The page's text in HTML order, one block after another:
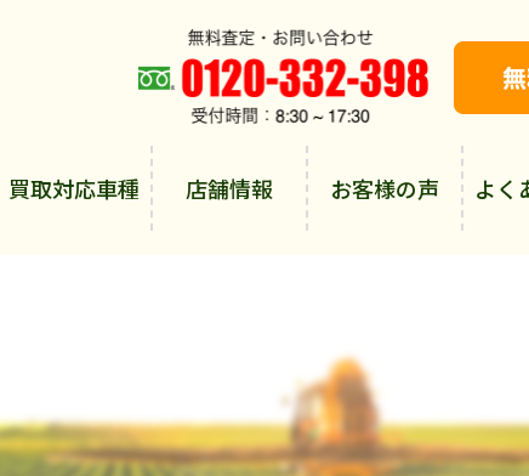
買取対応車種 店舗情報 お客様の声 よく